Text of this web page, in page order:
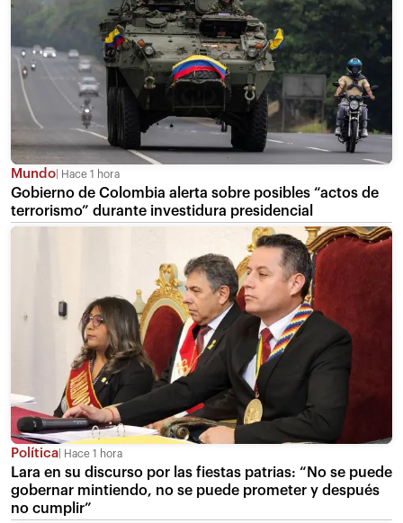
Mundo Hace 1 hora
Gobierno de Colombia alerta sobre posibles “actos de
terrorismo” durante investidura presidencial
Política Hace 1 hora
Lara en su discurso por las fiestas patrias: “No se puede
gobernar mintiendo, no se puede prometer y después
no cumplir”